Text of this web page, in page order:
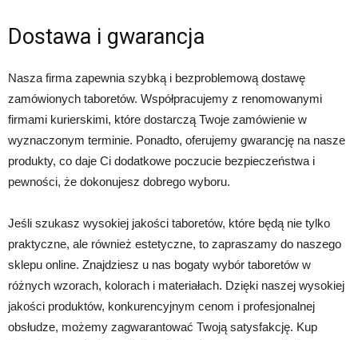
Dostawa i gwarancja
Nasza firma zapewnia szybką i bezproblemową dostawę
zamówionych taboretów. Współpracujemy z renomowanymi
firmami kurierskimi, które dostarczą Twoje zamówienie w
wyznaczonym terminie. Ponadto, oferujemy gwarancję na nasze
produkty, co daje Ci dodatkowe poczucie bezpieczeństwa i
pewności, że dokonujesz dobrego wyboru.
Jeśli szukasz wysokiej jakości taboretów, które będą nie tylko
praktyczne, ale również estetyczne, to zapraszamy do naszego
sklepu online. Znajdziesz u nas bogaty wybór taboretów w
różnych wzorach, kolorach i materiałach. Dzięki naszej wysokiej
jakości produktów, konkurencyjnym cenom i profesjonalnej
obsłudze, możemy zagwarantować Twoją satysfakcję. Kup